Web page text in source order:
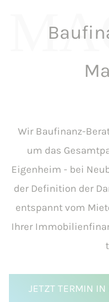
Wir Baufinanz-
um das
Eigenheim - bei
der Definition der
entspannt vom
Ihrer
JETZT TERMIN IN